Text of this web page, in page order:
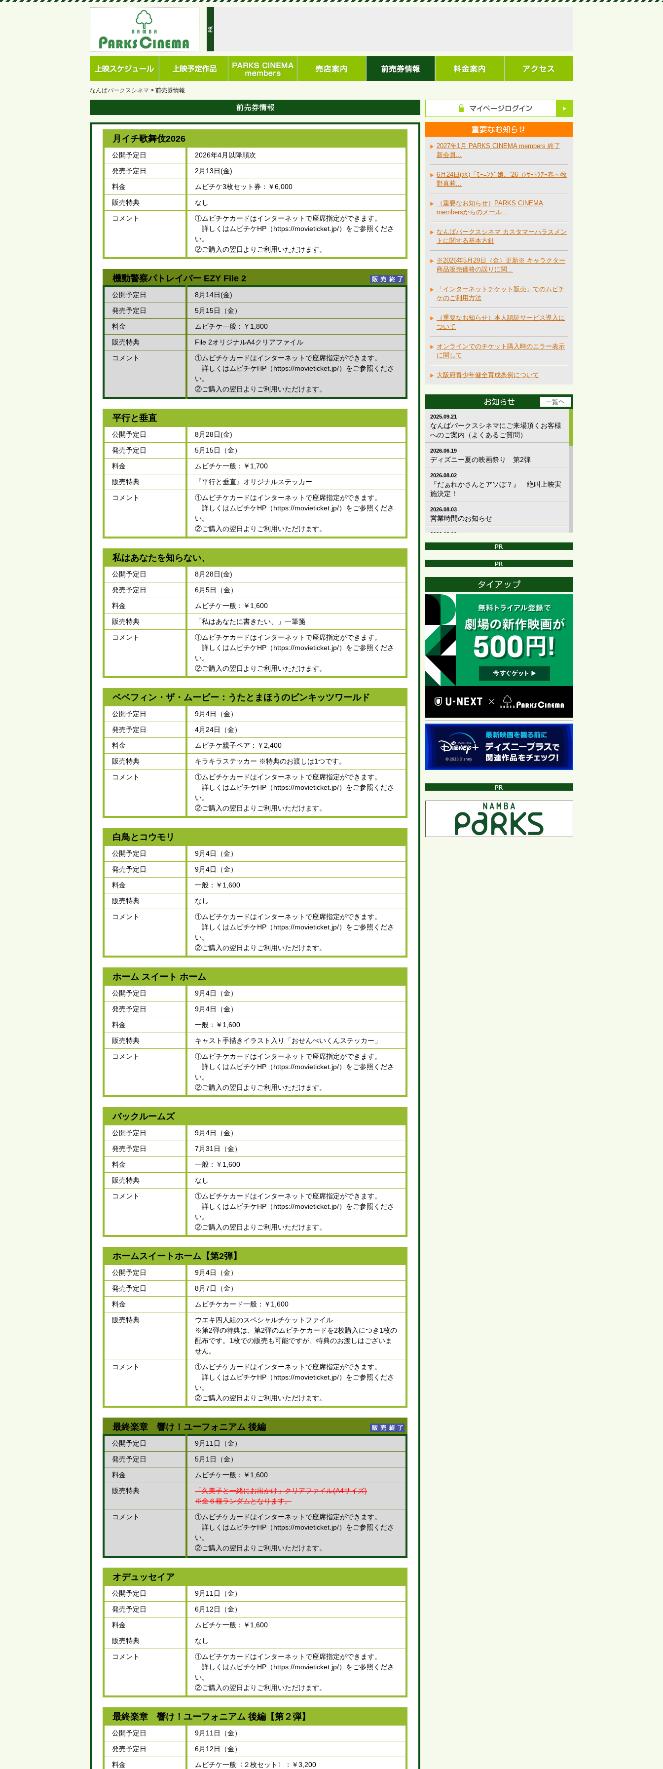
なんばパークスシネマ 前売券情報
月イチ歌舞伎2026
公開予定日
2026年4月以降順次
発売予定日
2月13日(金)
料金
ムビチケ3枚セット券：￥6,000
販売特典
なし
コメント
①ムビチケカードはインターネットで座席指定ができます。
詳しくはムビチケHP（https://movieticket.jp/）をご参照くださ
い。
②ご購入の翌日よりご利用いただけます。
機動警察パトレイバー EZY File 2
公開予定日
8月14日(金)
発売予定日
5月15日（金）
料金
ムビチケ一般：￥1,800
販売特典
File 2オリジナルA4クリアファイル
コメント
①ムビチケカードはインターネットで座席指定ができます。
詳しくはムビチケHP（https://movieticket.jp/）をご参照くださ
い。
②ご購入の翌日よりご利用いただけます。
平行と垂直
公開予定日
8月28日(金)
発売予定日
5月15日（金）
料金
ムビチケ一般：￥1,700
販売特典
『平行と垂直』オリジナルステッカー
コメント
①ムビチケカードはインターネットで座席指定ができます。
詳しくはムビチケHP（https://movieticket.jp/）をご参照くださ
い。
②ご購入の翌日よりご利用いただけます。
私はあなたを知らない、
公開予定日
8月28日(金)
発売予定日
6月5日（金）
料金
ムビチケ一般：￥1,600
販売特典
「私はあなたに書きたい、」一筆箋
コメント
①ムビチケカードはインターネットで座席指定ができます。
詳しくはムビチケHP（https://movieticket.jp/）をご参照くださ
い。
②ご購入の翌日よりご利用いただけます。
ベベフィン・ザ・ムービー：うたとまほうのピンキッツワールド
公開予定日
9月4日（金）
発売予定日
4月24日（金）
料金
ムビチケ親子ペア：￥2,400
販売特典
キラキラステッカー ※特典のお渡しは1つです。
コメント
①ムビチケカードはインターネットで座席指定ができます。
詳しくはムビチケHP（https://movieticket.jp/）をご参照くださ
い。
②ご購入の翌日よりご利用いただけます。
白鳥とコウモリ
公開予定日
9月4日（金）
発売予定日
9月4日（金）
料金
一般：￥1,600
販売特典
なし
コメント
①ムビチケカードはインターネットで座席指定ができます。
詳しくはムビチケHP（https://movieticket.jp/）をご参照くださ
い。
②ご購入の翌日よりご利用いただけます。
ホーム スイート ホーム
公開予定日
9月4日（金）
発売予定日
9月4日（金）
料金
一般：￥1,600
販売特典
キャスト手描きイラスト入り「おせんべいくんステッカー」
コメント
①ムビチケカードはインターネットで座席指定ができます。
詳しくはムビチケHP（https://movieticket.jp/）をご参照くださ
い。
②ご購入の翌日よりご利用いただけます。
バックルームズ
公開予定日
9月4日（金）
発売予定日
7月31日（金）
料金
一般：￥1,600
販売特典
なし
コメント
①ムビチケカードはインターネットで座席指定ができます。
詳しくはムビチケHP（https://movieticket.jp/）をご参照くださ
い。
②ご購入の翌日よりご利用いただけます。
ホームスイートホーム【第2弾】
公開予定日
9月4日（金）
発売予定日
8月7日（金）
料金
ムビチケカード一般：￥1,600
販売特典
ウエキ四人組のスペシャルチケットファイル
※第2弾の特典は、第2弾のムビチケカードを2枚購入につき1枚の
配布です。1枚での販売も可能ですが、特典のお渡しはございま
せん。
コメント
①ムビチケカードはインターネットで座席指定ができます。
詳しくはムビチケHP（https://movieticket.jp/）をご参照くださ
い。
②ご購入の翌日よりご利用いただけます。
最終楽章 響け！ユーフォニアム 後編
公開予定日
9月11日（金）
発売予定日
5月1日（金）
料金
ムビチケ一般：￥1,600
販売特典
「久美子と一緒にお出かけ」クリアファイル(A4サイズ)
※全６種ランダムとなります。
コメント
①ムビチケカードはインターネットで座席指定ができます。
詳しくはムビチケHP（https://movieticket.jp/）をご参照くださ
い。
②ご購入の翌日よりご利用いただけます。
オデュッセイア
公開予定日
9月11日（金）
発売予定日
6月12日（金）
料金
ムビチケ一般：￥1,600
販売特典
なし
コメント
①ムビチケカードはインターネットで座席指定ができます。
詳しくはムビチケHP（https://movieticket.jp/）をご参照くださ
い。
②ご購入の翌日よりご利用いただけます。
最終楽章 響け！ユーフォニアム 後編【第２弾】
公開予定日
9月11日（金）
発売予定日
6月12日（金）
料金
ムビチケ一般〈２枚セット〉：￥3,200
2027年1月 PARKS CINEMA members 終了
新会員...
6月24日(水)「ﾓｰﾆﾝｸﾞ娘。'26 ｺﾝｻｰﾄﾂｱｰ春～牧
野真莉...
（重要なお知らせ）PARKS CINEMA
membersからのメール...
なんばパークスシネマ カスタマーハラスメン
トに関する基本方針
※2026年5月29日（金）更新※ キャラクター
商品販売価格の誤りに関...
「インターネットチケット販売」でのムビチ
ケのご利用方法
（重要なお知らせ）本人認証サービス導入に
ついて
オンラインでのチケット購入時のエラー表示
に関して
大阪府青少年健全育成条例について
2025.09.21
なんばパークスシネマにご来場頂くお客様
へのご案内（よくあるご質問）
2026.06.19
ディズニー夏の映画祭り 第2弾
2026.08.02
『だぁれかさんとアソぼ？』 絶叫上映実
施決定！
2026.08.03
営業時間のお知らせ
2026.08.06
入場者プレゼント配布状況 ★8/7(金)～
2026.07.24
映画『ブルーロック』衣裳展開催のお知ら
せ
2026.07.31
「スパイダーマン：ブランド・ニュー・デ
イ」クイズラリー 開催中！
2025.07.13
ストア リニューアルオープンのお知らせ
2025.08.21
★アルバイトスタッフ募集について★
2026.08.03
株主優待券について
2020.10.16
映画鑑賞でさらにお得に♪ -駐車場サービス
のお知らせ-
2019.01.10
バリアフリー上映（音声ガイド付き上映）
のお知らせ
2022.06.17
2022.04.20
物販ご購入制限のご案内